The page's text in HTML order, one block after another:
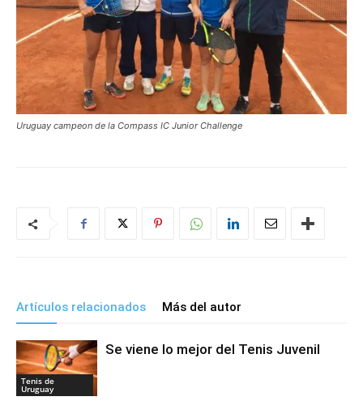
Uruguay campeon de la Compass IC Junior Challenge
Artículos relacionados Más del autor
Tenis de
Uruguay
Se viene lo mejor del Tenis Juvenil